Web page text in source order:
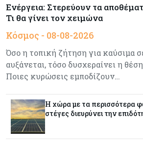
Η Τουρκία χτυπάει Ντουμπάι
Φορολογικά κίνητρα για
πλούσιων κατοίκων και
Από τα €150,6 εκατ. στα
πιστώσεις για έρευνα στην
Κόσμος
Ενέργεια: Στερεύουν τα
Τι θα γίνει τον χειμώνα
Κόσμος - 08-08-2026
Όσο η τοπική ζήτηση για καύσιμα
αυξάνεται, τόσο δυσχεραίνει η
Ποιες κυρώσεις εμποδίζουν…
Η χώρα με τα περισσότερα
στέγες διευρύνει την